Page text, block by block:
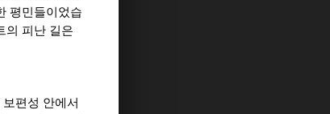
평민들이었습
의 피난 길은
편성 안에서